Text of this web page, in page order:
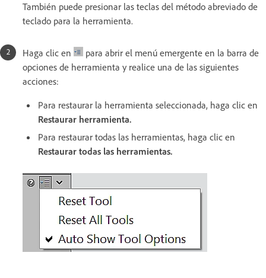
También puede presionar las teclas del método abreviado de
teclado para la herramienta.
Haga clic en
para abrir el menú emergente en la barra de
opciones de herramienta y realice una de las siguientes
acciones:
Para restaurar la herramienta seleccionada, haga clic en
Restaurar herramienta.
Para restaurar todas las herramientas, haga clic en
Restaurar todas las herramientas.